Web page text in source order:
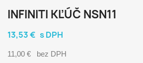
INFINITI KĽÚČ NSN11
13,53 € s DPH
11,00 € bez DPH